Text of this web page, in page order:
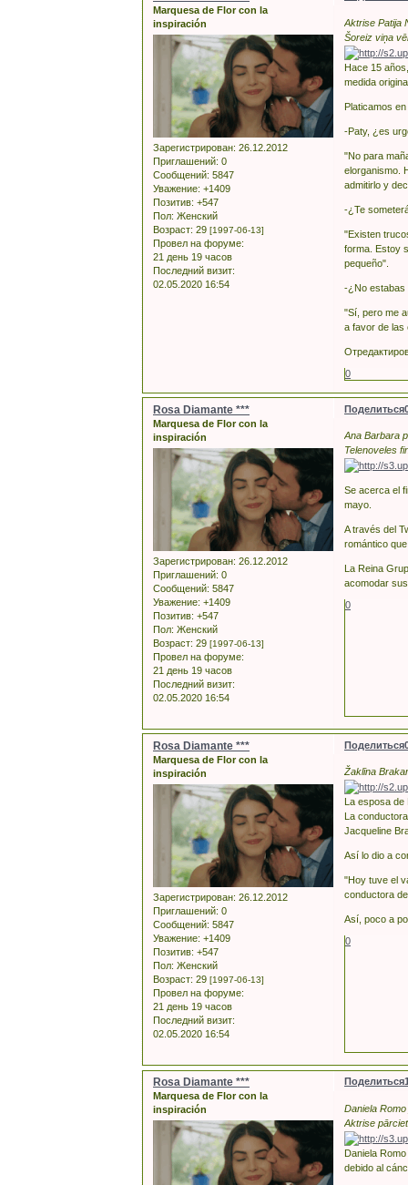
Marquesa de Flor con la
inspiración
Зарегистрирован: 26.12.2012
Приглашений: 0
Сообщений: 5847
Уважение: +1409
Позитив: +547
Пол: Женский
Возраст: 29 [1997-06-13]
Провел на форуме:
21 день 19 часов
Последний визит:
02.05.2020 16:54
Aktrise Patija
Šoreiz viņa
Hace 15
medida
Platicamos
-Paty, ¿es
"No para
elorganismo.
admitirlo y
-¿Te
"Existen
forma. Estoy
pequeño".
-¿No estabas
"Sí, pero me
a favor de las
0
Поделиться
Rosa Diamante ***
Marquesa de Flor con la
inspiración
Зарегистрирован: 26.12.2012
Приглашений: 0
Сообщений: 5847
Уважение: +1409
Позитив: +547
Пол: Женский
Возраст: 29 [1997-06-13]
Провел на форуме:
21 день 19 часов
Последний визит:
02.05.2020 16:54
Ana Barbara
Telenoveles
Se acerca el
mayo.
A través del
romántico
La Reina
acomodar
0
Поделиться
Rosa Diamante ***
Marquesa de Flor con la
inspiración
Зарегистрирован: 26.12.2012
Приглашений: 0
Сообщений: 5847
Уважение: +1409
Позитив: +547
Пол: Женский
Возраст: 29 [1997-06-13]
Провел на форуме:
21 день 19 часов
Последний визит:
02.05.2020 16:54
Žaklīna
La esposa
La
Jacqueline
Así lo dio a
"Hoy tuve el
conductora
Así, poco a
0
Поделиться
Rosa Diamante ***
Marquesa de Flor con la
inspiración
Daniela
Aktrise
Daniela
debido al